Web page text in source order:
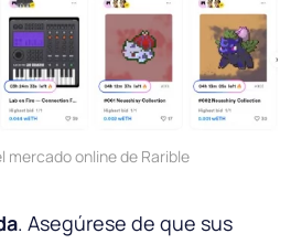
mercado online de Rarible
. Asegúrese de que sus